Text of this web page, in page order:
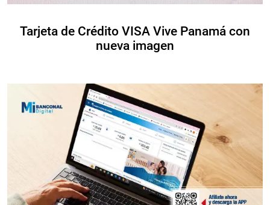
Tarjeta de Crédito VISA Vive Panamá con
nueva imagen